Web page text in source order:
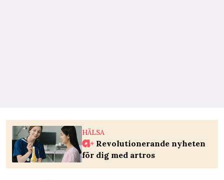
HÄLSA
Revolutionerande nyheten
för dig med artros